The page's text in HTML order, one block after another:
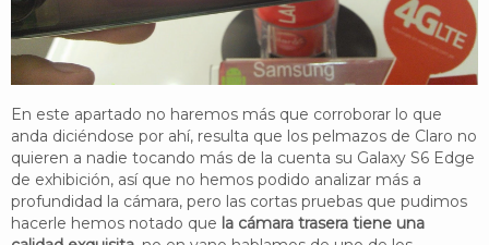
En este apartado no haremos más que corroborar lo que
anda diciéndose por ahí, resulta que los pelmazos de Claro no
quieren a nadie tocando más de la cuenta su Galaxy S6 Edge
de exhibición, así que no hemos podido analizar más a
profundidad la cámara, pero las cortas pruebas que pudimos
hacerle hemos notado que la cámara trasera tiene una